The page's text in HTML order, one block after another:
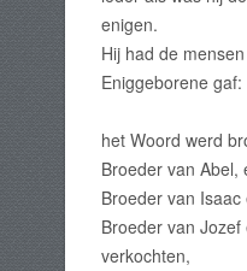
enigen.
Hij had de
Eniggeborene gaf:
het Woord werd
Broeder van Abel,
Broeder van
Broeder van
verkochten,